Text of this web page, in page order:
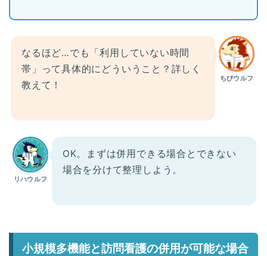
ちびウルフ
なるほど…でも「利用していない時間
帯」って具体的にどういうこと？詳しく
教えて！
リハウルフ
OK。まずは併用できる場合とできない
場合を分けて整理しよう。
小規模多機能と訪問看護の併用が可能な場合